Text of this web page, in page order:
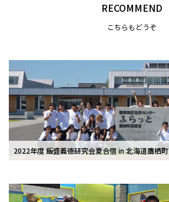
RECOMMEND
こちらもどうぞ
2022年度 飯盛義徳研究会夏合宿 in 北海道鷹栖町